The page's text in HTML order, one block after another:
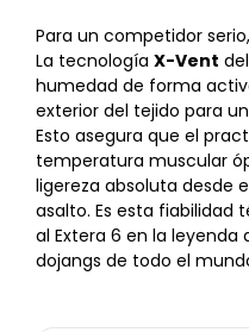
Para un competidor
La tecnología X-Vent
humedad de forma
exterior del tejido para
Esto asegura que el
temperatura muscular
ligereza absoluta desde
asalto. Es esta fiabilidad
al Extera 6 en la leyenda
dojangs de todo el